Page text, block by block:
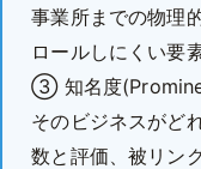
事業所までの物理
ロールしにくい要
③ 知名度
そのビジネスがど
数と評価、被リン